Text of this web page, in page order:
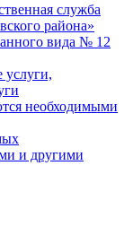
служба
района»
вида № 12
услуги,
необходимыми
и другими